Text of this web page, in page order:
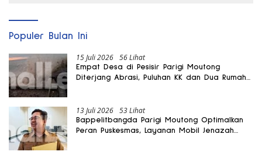
Populer Bulan Ini
15 Juli 2026 56 Lihat
Empat Desa di Pesisir Parigi Moutong
Diterjang Abrasi, Puluhan KK dan Dua Rumah
13 Juli 2026 53 Lihat
Bappelitbangda Parigi Moutong Optimalkan
Peran Puskesmas, Layanan Mobil Jenazah